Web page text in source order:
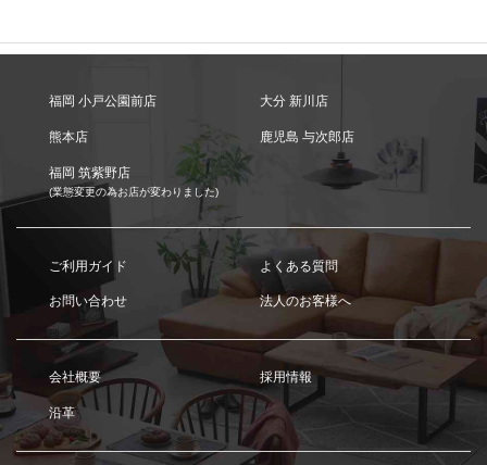
福岡 小戸公園前店 大分 新川店
熊本店 鹿児島 与次郎店
福岡 筑紫野店
(業態変更の為お店が変わりました)
ご利用ガイド よくある質問
お問い合わせ 法人のお客様へ
会社概要 採用情報
沿革